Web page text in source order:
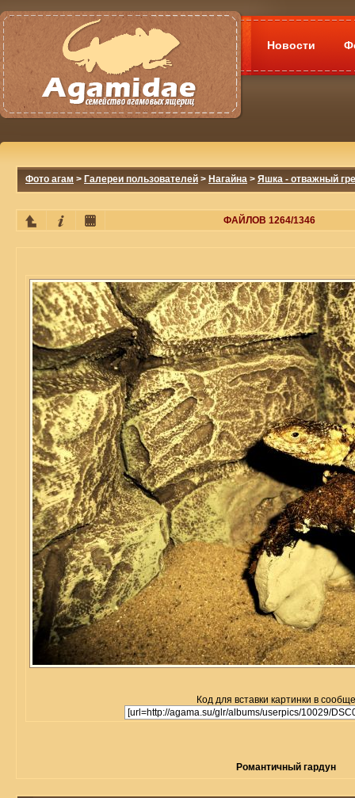
Новости
Фото агам > Галереи пользователей > Нагайна > Яшка - отважный
ФАЙЛОВ 1264/1346
Код для вставки картинки в
Романтичный гардун